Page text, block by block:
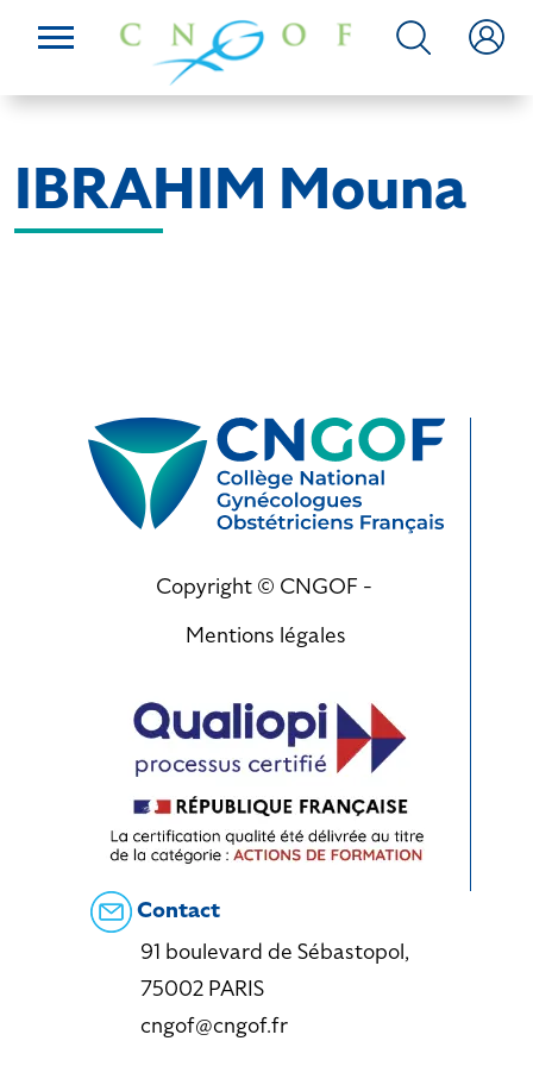
IBRAHIM Mouna
Copyright © CNGOF -
Mentions légales
Contact
91 boulevard de Sébastopol,
75002 PARIS
cngof@cngof.fr